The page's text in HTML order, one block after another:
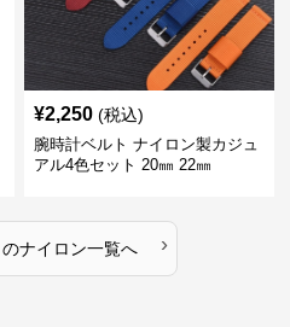
¥2,250 (税込)
腕時計ベルト ナイロン製カジュ
アル4色セット 20㎜ 22㎜
のナイロン一覧へ ›